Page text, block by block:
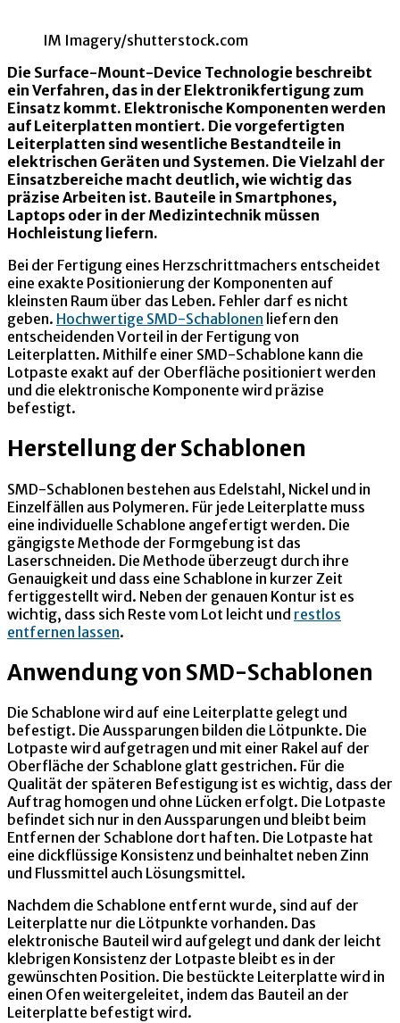
IM Imagery/shutterstock.com
Die Surface-Mount-Device Technologie beschreibt
ein Verfahren, das in der Elektronikfertigung zum
Einsatz kommt. Elektronische Komponenten werden
auf Leiterplatten montiert. Die vorgefertigten
Leiterplatten sind wesentliche Bestandteile in
elektrischen Geräten und Systemen. Die Vielzahl der
Einsatzbereiche macht deutlich, wie wichtig das
präzise Arbeiten ist. Bauteile in Smartphones,
Laptops oder in der Medizintechnik müssen
Hochleistung liefern.
Bei der Fertigung eines Herzschrittmachers entscheidet
eine exakte Positionierung der Komponenten auf
kleinsten Raum über das Leben. Fehler darf es nicht
geben. Hochwertige SMD-Schablonen liefern den
entscheidenden Vorteil in der Fertigung von
Leiterplatten. Mithilfe einer SMD-Schablone kann die
Lotpaste exakt auf der Oberfläche positioniert werden
und die elektronische Komponente wird präzise
befestigt.
Herstellung der Schablonen
SMD-Schablonen bestehen aus Edelstahl, Nickel und in
Einzelfällen aus Polymeren. Für jede Leiterplatte muss
eine individuelle Schablone angefertigt werden. Die
gängigste Methode der Formgebung ist das
Laserschneiden. Die Methode überzeugt durch ihre
Genauigkeit und dass eine Schablone in kurzer Zeit
fertiggestellt wird. Neben der genauen Kontur ist es
wichtig, dass sich Reste vom Lot leicht und restlos
entfernen lassen.
Anwendung von SMD-Schablonen
Die Schablone wird auf eine Leiterplatte gelegt und
befestigt. Die Aussparungen bilden die Lötpunkte. Die
Lotpaste wird aufgetragen und mit einer Rakel auf der
Oberfläche der Schablone glatt gestrichen. Für die
Qualität der späteren Befestigung ist es wichtig, dass der
Auftrag homogen und ohne Lücken erfolgt. Die Lotpaste
befindet sich nur in den Aussparungen und bleibt beim
Entfernen der Schablone dort haften. Die Lotpaste hat
eine dickflüssige Konsistenz und beinhaltet neben Zinn
und Flussmittel auch Lösungsmittel.
Nachdem die Schablone entfernt wurde, sind auf der
Leiterplatte nur die Lötpunkte vorhanden. Das
elektronische Bauteil wird aufgelegt und dank der leicht
klebrigen Konsistenz der Lotpaste bleibt es in der
gewünschten Position. Die bestückte Leiterplatte wird in
einen Ofen weitergeleitet, indem das Bauteil an der
Leiterplatte befestigt wird.